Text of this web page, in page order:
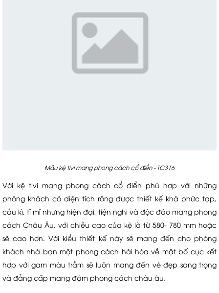
Mẫu kệ tivi mang phong cách cổ điển - TC316
Với kệ tivi mang phong cách cổ điển phù hợp với những
phòng khách có diện tích rông được thiết kế khá phức tạp,
cầu kì, tỉ mỉ nhưng hiện đại, tiện nghi và độc đáo mang phong
cách Châu Âu, với chiều cao của kệ là từ 580- 780 mm hoặc
sẽ cao hơn. Với kiểu thiết kế này sẽ mang đến cho phòng
khách nhà bạn một phong cách hài hòa về mặt bố cục kết
hợp với gam màu trầm sẽ luôn mang đến vẻ đẹp sang trọng
và đẳng cấp mang đậm phong cách châu âu.